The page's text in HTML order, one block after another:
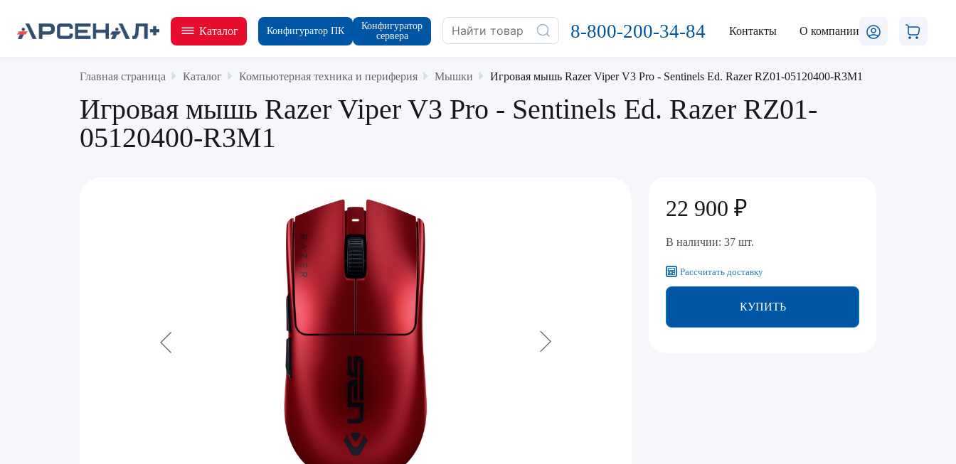
Каталог Конфигуратор ПК
Конфигуратор
сервера
8-800-200-34-84 Контакты О компании
Главная страница Каталог Компьютерная техника и периферия Мышки Игровая мышь Razer Viper V3 Pro - Sentinels Ed. Razer RZ01-05120400-R3M1
Игровая мышь Razer Viper V3 Pro - Sentinels Ed. Razer RZ01-
05120400-R3M1
22 900 ₽
В наличии: 37 шт.
Рассчитать доставку
КУПИТЬ